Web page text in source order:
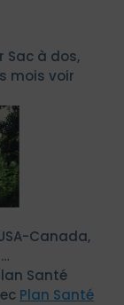
Sac à dos,
mois voir
Canada,
Santé
Plan Santé